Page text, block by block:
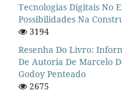
Tecnologias Digitais No
Possibilidades Na
3194
Resenha Do Livro:
De Autoria De Marcelo
Godoy Penteado
2675